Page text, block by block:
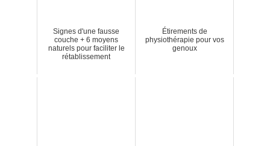
Signes d'une fausse
couche + 6 moyens
naturels pour faciliter le
rétablissement
Étirements de
physiothérapie pour vos
genoux